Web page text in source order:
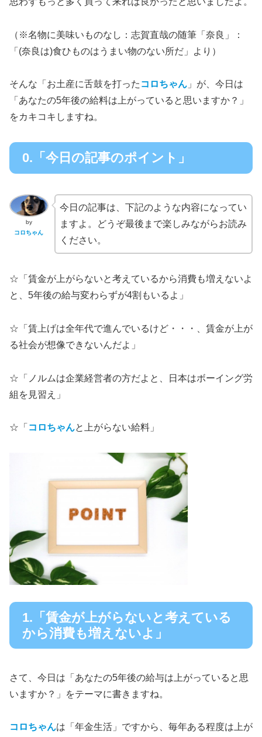
（※名物に美味いものなし：志賀直哉の随筆「奈良」：
「(奈良は)食ひものはうまい物のない所だ」より）
そんな「お土産に舌鼓を打った コロちゃん 」が、今日は
「あなたの5年後の給料は上がっていると思いますか？」
をカキコキしますね。
0.「今日の記事のポイント」
by
コロちゃん
今日の記事は、下記のような内容になってい
ますよ。どうぞ最後まで楽しみながらお読み
ください。
☆「賃金が上がらないと考えているから消費も増えないよ
と、5年後の給与変わらずが4割もいるよ」
☆「賃上げは全年代で進んでいるけど・・・、賃金が上が
る社会が想像できないんだよ」
☆「ノルムは企業経営者の方だよと、日本はボーイング労
組を見習え」
☆「 コロちゃんと上がらない給料」
1.「賃金が上がらないと考えている
から消費も増えないよ」
さて、今日は「あなたの5年後の給与は上がっていると思
いますか？」をテーマに書きますね。
コロちゃんは「年金生活」ですから、毎年ある程度は上が